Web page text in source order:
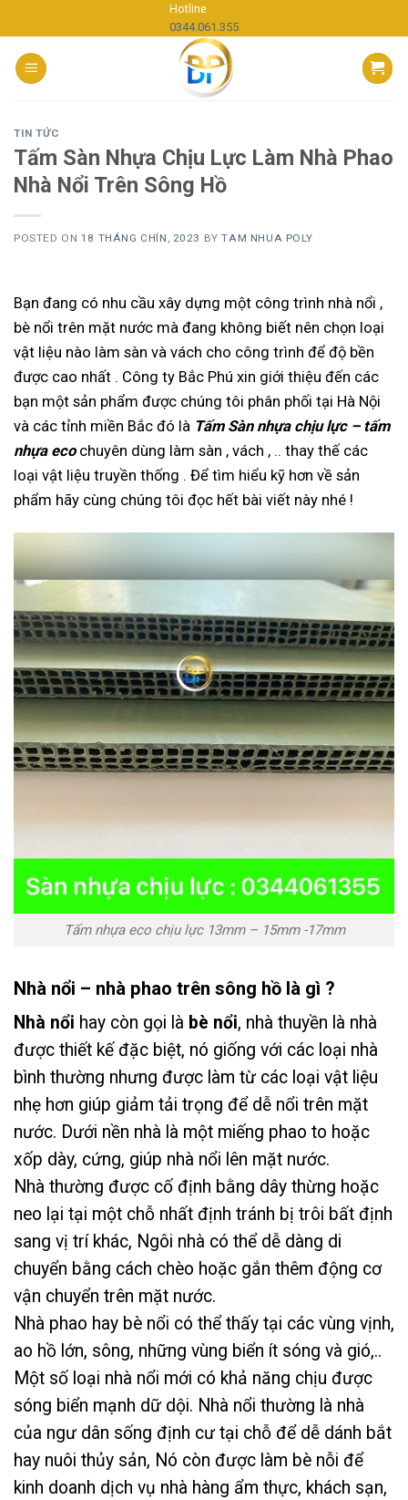
to
content
Hotline
0344.061.355
TIN TỨC
Tấm Sàn Nhựa Chịu Lực Làm Nhà Phao
Nhà Nổi Trên Sông Hồ
POSTED ON 18 THÁNG CHÍN, 2023 BYTAM NHUA POLY
Bạn đang có nhu cầu xây dựng một công trình nhà nổi ,
bè nổi trên mặt nước mà đang không biết nên chọn loại
vật liệu nào làm sàn và vách cho công trình để độ bền
được cao nhất . Công ty Bắc Phú xin giới thiệu đến các
bạn một sản phẩm được chúng tôi phân phối tại Hà Nội
và các tỉnh miền Bắc đó là Tấm Sàn nhựa chịu lực – tấm
nhựa eco chuyên dùng làm sàn , vách , .. thay thế các
loại vật liệu truyền thống . Để tìm hiểu kỹ hơn về sản
phẩm hãy cùng chúng tôi đọc hết bài viết này nhé !
Tấm nhựa eco chịu lực 13mm – 15mm -17mm
Nhà nổi – nhà phao trên sông hồ là gì ?
Nhà nổi hay còn gọi là bè nổi, nhà thuyền là nhà
được thiết kế đặc biệt, nó giống với các loại nhà
bình thường nhưng được làm từ các loại vật liệu
nhẹ hơn giúp giảm tải trọng để dễ nổi trên mặt
nước. Dưới nền nhà là một miếng phao to hoặc
xốp dày, cứng, giúp nhà nổi lên mặt nước.
Nhà thường được cố định bằng dây thừng hoặc
neo lại tại một chỗ nhất định tránh bị trôi bất định
sang vị trí khác, Ngôi nhà có thể dễ dàng di
chuyển bằng cách chèo hoặc gắn thêm động cơ
vận chuyển trên mặt nước.
Nhà phao hay bè nổi có thể thấy tại các vùng vịnh,
ao hồ lớn, sông, những vùng biển ít sóng và gió,..
Một số loại nhà nổi mới có khả năng chịu được
sóng biển mạnh dữ dội. Nhà nổi thường là nhà
của ngư dân sống định cư tại chỗ để dễ dánh bắt
hay nuôi thủy sản, Nó còn được làm bè nỗi để
kinh doanh dịch vụ nhà hàng ẩm thực, khách sạn,